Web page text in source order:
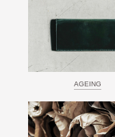
AGEING